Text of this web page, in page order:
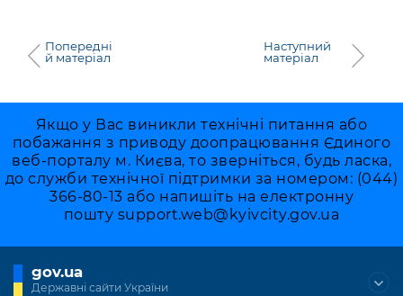
Попередні
й матеріал
Наступний
матеріал
Якщо у Вас виникли технічні питання або
побажання з приводу доопрацювання Єдиного
веб-порталу м. Києва, то зверніться, будь ласка,
до служби технічної підтримки за номером: (044)
366-80-13 або напишіть на електронну
пошту support.web@kyivcity.gov.ua
gov.ua
Державні сайти України